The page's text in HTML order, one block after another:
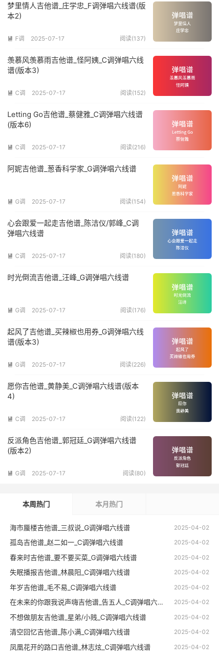
梦里情人吉他谱_庄学忠_F调弹唱六线谱(版
本2)
 F调 2025-07-17 阅读(137)
羡慕风羡慕雨吉他谱_怪阿姨_C调弹唱六线
谱(版本3)
 C调 2025-07-17 阅读(152)
Letting Go吉他谱_蔡健雅_C调弹唱六线谱
(版本6)
 C调 2025-07-17 阅读(216)
阿妮吉他谱_葱香科学家_G调弹唱六线谱
 G调 2025-07-17 阅读(154)
心会跟爱一起走吉他谱_陈洁仪/郭峰_C调
弹唱六线谱
 C调 2025-07-17 阅读(180)
时光倒流吉他谱_汪峰_G调弹唱六线谱
 G调 2025-07-17 阅读(176)
起风了吉他谱_买辣椒也用券_G调弹唱六线
谱(版本3)
 G调 2025-07-17 阅读(226)
愿你吉他谱_黄静美_C调弹唱六线谱(版本
4)
 C调 2025-07-17 阅读(122)
反派角色吉他谱_郭冠廷_G调弹唱六线谱
(版本2)
 G调 2025-07-17 阅读(80)
本周热门 本月热门
2025-04-02
海市蜃楼吉他谱_三叔说_G调弹唱六线谱
2025-04-02
孤岛吉他谱_赵二如一_C调弹唱六线谱
2025-04-02
春来时吉他谱_要不要买菜_G调弹唱六线谱
2025-04-02
失眠播报吉他谱_林晨阳_C调弹唱六线谱
2025-04-02
年岁吉他谱_毛不易_C调弹唱六线谱
2025-04-02
在未来的你跟我说声嗨吉他谱_告五人_C调弹唱六线谱
2025-04-02
不想做朋友吉他谱_星弟/小贱_C调弹唱六线谱
2025-04-02
清空回忆吉他谱_陈小满_C调弹唱六线谱
2025-04-02
凤凰花开的路口吉他谱_林志炫_C调弹唱六线谱